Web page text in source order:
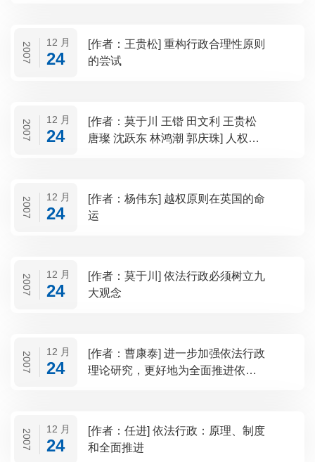
2007 12 月
24
[作者：王贵松] 重构行政合理性原则
的尝试
2007 12 月
24
[作者：莫于川 王锴 田文利 王贵松
唐璨 沈跃东 林鸿潮 郭庆珠] 人权入
2007 12 月
24
[作者：杨伟东] 越权原则在英国的命
运
2007 12 月
24
[作者：莫于川] 依法行政必须树立九
大观念
2007 12 月
24
[作者：曹康泰] 进一步加强依法行政
理论研究，更好地为全面推进依法
2007 12 月
24
[作者：任进] 依法行政：原理、制度
和全面推进